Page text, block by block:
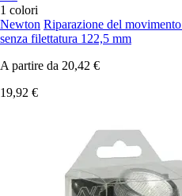
1 colori
Newton Riparazione del
senza filettatura 122,5 mm
A partire da 20,42 €
19,92 €